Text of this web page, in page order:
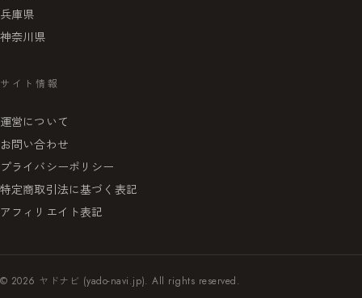
兵庫県
神奈川県
サイト情報
運営について
お問い合わせ
プライバシーポリシー
特定商取引法に基づく表記
アフィリエイト表記
© 2026 ヤドナビ (yado-navi.jp). All rights reserved.